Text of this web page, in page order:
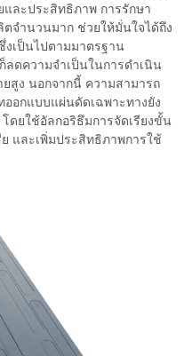
ละประสิทธิภาพ การรักษา
จำนวนมาก ช่วยให้มั่นใจได้ถึง
เป็นไปตามมาตรฐาน
ดความจำเป็นในการดำเนิน
สูง นอกจากนี้ ความสามารถ
อกแบบแผ่นดัดเฉพาะทางยัง
ดยใช้อัลกอริธึมการจัดเรียงขั้น
และเพิ่มประสิทธิภาพการใช้